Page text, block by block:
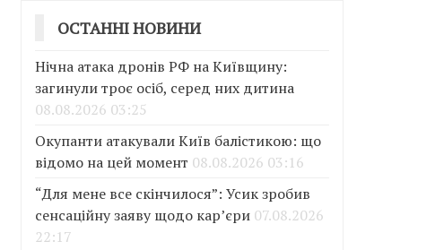
ОСТАННІ НОВИНИ
Нічна атака дронів РФ на Київщину:
загинули троє осіб, серед них дитина
08.08.2026 03:25
Окупанти атакували Київ балістикою: що
відомо на цей момент 08.08.2026 03:16
“Для мене все скінчилося”: Усик зробив
сенсаційну заяву щодо кар’єри 07.08.2026
22:17